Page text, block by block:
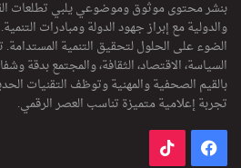
بنشر محتوى موثوق وموضوعي يلبي تطلعات
والدولية مع إبراز جهود الدولة ومبادرات
الضوء على الحلول لتحقيق التنمية
السياسة، الاقتصاد، الثقافة، والمجتمع بدقة
بالقيم الصحفية والمهنية وتوظف التقنيات
تجربة إعلامية متميزة تناسب العصر الرقمي.
فيسبوك